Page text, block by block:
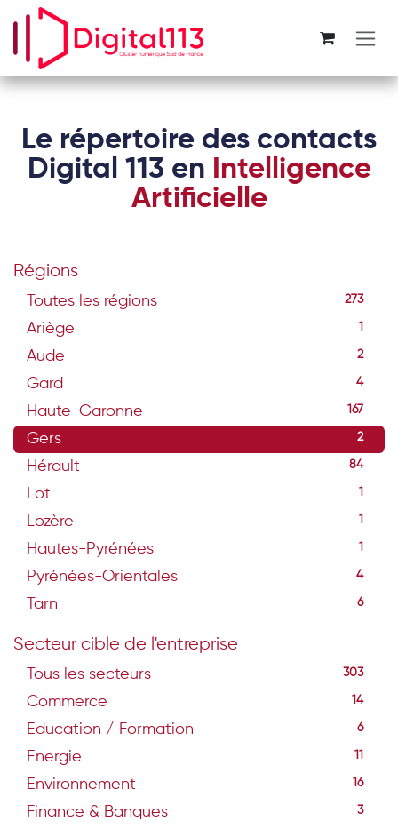
Se rendre au contenu
Le répertoire des contacts
Digital 113 en Intelligence
Artificielle
Régions
Toutes les régions 273
Ariège 1
Aude 2
Gard 4
Haute-Garonne 167
Gers 2
Hérault 84
Lot 1
Lozère 1
Hautes-Pyrénées 1
Pyrénées-Orientales 4
Tarn 6
Secteur cible de l'entreprise
Tous les secteurs 303
Commerce 14
Education / Formation 6
Energie 11
Environnement 16
Finance & Banques 3